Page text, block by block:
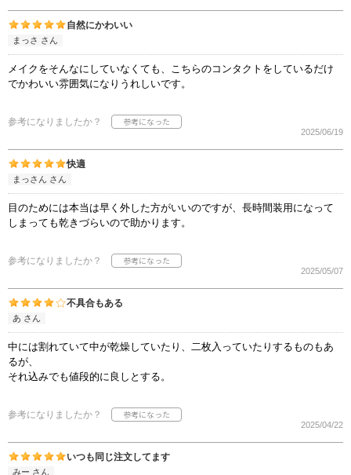
自然にかわいい
まっさ さん
メイクをそんなにしていなくても、こちらのコンタクトをしているだけ
でかわいい雰囲気になりうれしいです。
参考になりましたか？
2025/06/19
快適
まっさん さん
目のためには本当は早く外した方がいいのですが、長時間装用になって
しまっても乾きづらいので助かります。
参考になりましたか？
2025/05/07
不具合もある
あ さん
中には割れていて中が乾燥していたり、二枚入っていたりするものもあ
るが、
それ込みでも値段的に良しとする。
参考になりましたか？
2025/04/22
いつも同じ注文してます
みー さん